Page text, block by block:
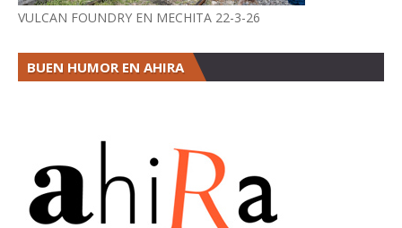
VULCAN FOUNDRY EN MECHITA 22-3-26
BUEN HUMOR EN AHIRA